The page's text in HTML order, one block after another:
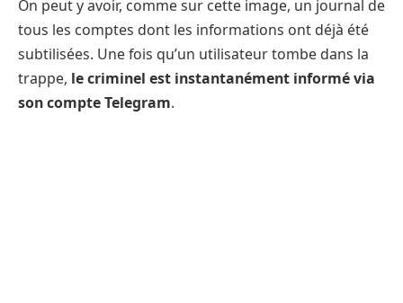
On peut y avoir, comme sur cette image, un journal de
tous les comptes dont les informations ont déjà été
subtilisées. Une fois qu’un utilisateur tombe dans la
trappe, le criminel est instantanément informé via
son compte Telegram.